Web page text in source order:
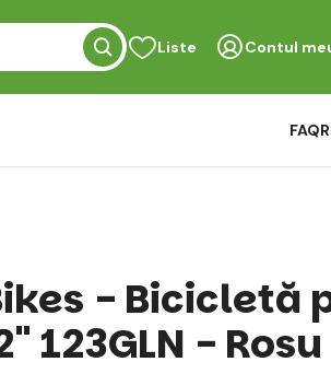
Liste Contul
FAQ
- Bicicletă
123GLN - Rosu